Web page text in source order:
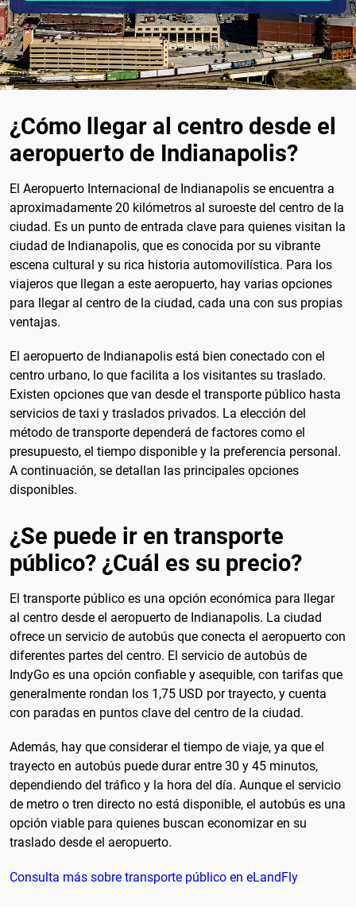
¿Cómo llegar al centro desde el
aeropuerto de Indianapolis?
El Aeropuerto Internacional de Indianapolis se encuentra a
aproximadamente 20 kilómetros al suroeste del centro de la
ciudad. Es un punto de entrada clave para quienes visitan la
ciudad de Indianapolis, que es conocida por su vibrante
escena cultural y su rica historia automovilística. Para los
viajeros que llegan a este aeropuerto, hay varias opciones
para llegar al centro de la ciudad, cada una con sus propias
ventajas.
El aeropuerto de Indianapolis está bien conectado con el
centro urbano, lo que facilita a los visitantes su traslado.
Existen opciones que van desde el transporte público hasta
servicios de taxi y traslados privados. La elección del
método de transporte dependerá de factores como el
presupuesto, el tiempo disponible y la preferencia personal.
A continuación, se detallan las principales opciones
disponibles.
¿Se puede ir en transporte
público? ¿Cuál es su precio?
El transporte público es una opción económica para llegar
al centro desde el aeropuerto de Indianapolis. La ciudad
ofrece un servicio de autobús que conecta el aeropuerto con
diferentes partes del centro. El servicio de autobús de
IndyGo es una opción confiable y asequible, con tarifas que
generalmente rondan los 1,75 USD por trayecto, y cuenta
con paradas en puntos clave del centro de la ciudad.
Además, hay que considerar el tiempo de viaje, ya que el
trayecto en autobús puede durar entre 30 y 45 minutos,
dependiendo del tráfico y la hora del día. Aunque el servicio
de metro o tren directo no está disponible, el autobús es una
opción viable para quienes buscan economizar en su
traslado desde el aeropuerto.
Consulta más sobre transporte público en eLandFly